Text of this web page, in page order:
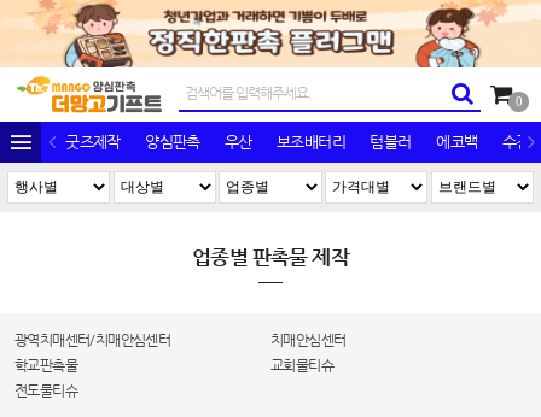
0
굿즈제작 양심판촉 우산 보조배터리 텀블러 에코백 수건/
업종별 판촉물 제작
광역치매센터/치매안심센터
치매안심센터
학교판촉물
교회물티슈
전도물티슈